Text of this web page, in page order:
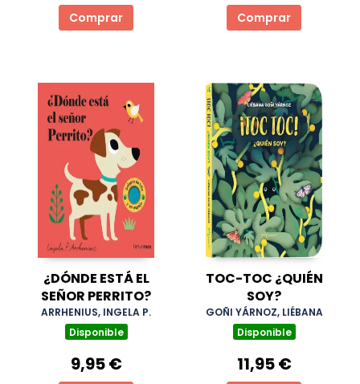
Comprar Comprar
¿DÓNDE ESTÁ EL
SEÑOR PERRITO?
ARRHENIUS, INGELA P.
Disponible
9,95 €
TOC-TOC ¿QUIÉN
SOY?
GOÑI YÁRNOZ, LIÉBANA
Disponible
11,95 €